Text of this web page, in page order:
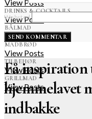
View Posts
DRINKS & COCKTAILS
View Posts
BÅLMAD
View Posts
MADBRØD
View Posts
TILBEHØR
View Posts
GRILLMAD
View Posts
Websted
Få
hjemmelavet
indbakke